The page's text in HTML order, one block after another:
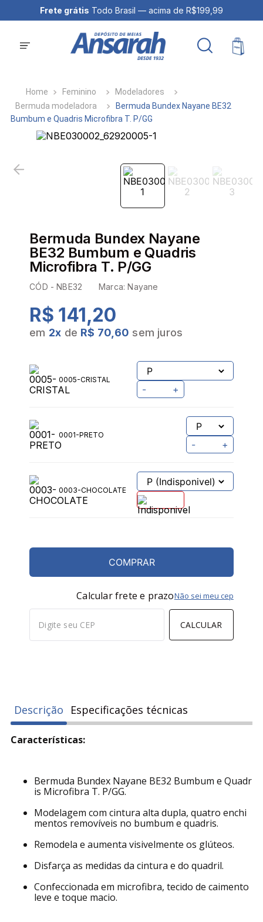
Frete grátis Todo Brasil — acima de R$199,99
Feminino
Modeladores
Bermuda modeladora
Bermuda Bundex Nayane BE32
Bumbum e Quadris Microfibra T. P/GG
Bermuda Bundex Nayane
BE32 Bumbum e Quadris
Microfibra T. P/GG
CÓD -NBE32 Marca:Nayane
R$ 141,20
em 2x de R$ 70,60 sem juros
0005-CRISTAL
- +
0001-PRETO
- +
0003-CHOCOLATE
COMPRAR
Calcular frete e prazo
CALCULAR
Não sei meu cep
Descrição Especificações técnicas
Características:
Bermuda Bundex Nayane BE32 Bumbum e Quadr
is Microfibra T. P/GG.
Modelagem com cintura alta dupla, quatro enchi
mentos removíveis no bumbum e quadris.
Remodela e aumenta visivelmente os glúteos.
Disfarça as medidas da cintura e do quadril.
Confeccionada em microfibra, tecido de caimento
leve e toque macio.